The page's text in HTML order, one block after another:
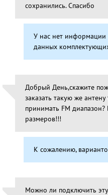
сохранились. Спасибо
У нас нет информации
данных
Добрый День,скажите
заказать такую же
принимать FM
размеров!!!
К сожалению,
Можно ли подключить